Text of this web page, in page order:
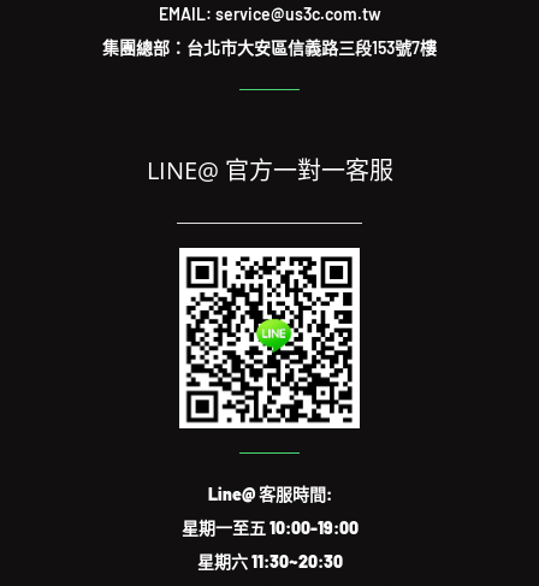
EMAIL: service@us3c.com.tw
集團總部：台北市大安區信義路三段153號7樓
LINE@ 官方一對一客服
Line@ 客服時間:
星期一至五 10:00-19:00
星期六 11:30~20:30